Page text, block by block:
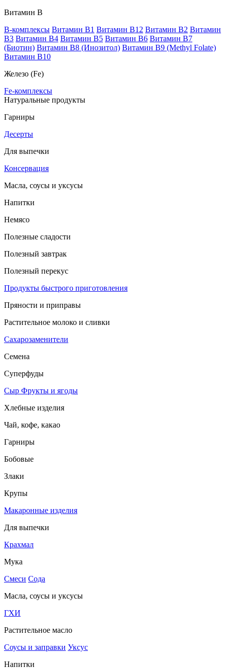
Витамин В
B-комплексы Витамин B1 Витамин B12 Витамин B2 Витамин
B3 Витамин B4 Витамин B5 Витамин B6 Витамин B7
(Биотин) Витамин B8 (Инозитол) Витамин B9 (Methyl Folate)
Витамин В10
Железо (Fe)
Fe-комплексы
Натуральные продукты
Гарниры
Десерты
Для выпечки
Консервация
Масла, соусы и уксусы
Напитки
Немясо
Полезные сладости
Полезный завтрак
Полезный перекус
Продукты быстрого приготовления
Пряности и приправы
Растительное молоко и сливки
Сахарозаменители
Семена
Суперфуды
Сыр Фрукты и ягоды
Хлебные изделия
Чай, кофе, какао
Гарниры
Бобовые
Злаки
Крупы
Макаронные изделия
Для выпечки
Крахмал
Мука
Смеси Сода
Масла, соусы и уксусы
ГХИ
Растительное масло
Соусы и заправки Уксус
Напитки